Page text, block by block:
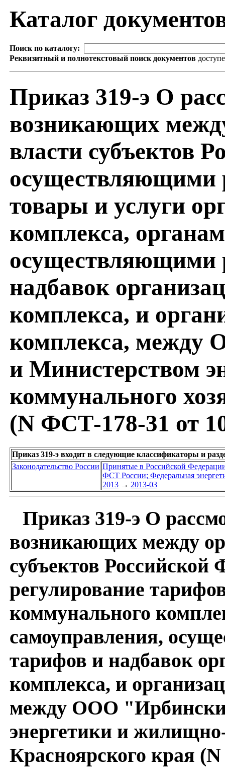
Каталог
Поиск по каталогу:
Реквизитный и полнотекстовый поиск документов
Приказ 319-э О
возникающих
власти субъектов
осуществляющими
товары и услуги
комплекса,
осуществляющими
надбавок
комплекса, и
комплекса, между
и Министерством
коммунального
(N ФСТ-178-31 от
Приказ 319-э входит в следующие классификаторы и
Законодательство России Принятые в Российской
ФСТ России; Федеральная
2013 → 2013-03
Приказ 319-э О
возникающих между
субъектов
регулирование
коммунального
самоуправления,
тарифов и надбавок
комплекса, и
между ООО
энергетики и
Красноярского края